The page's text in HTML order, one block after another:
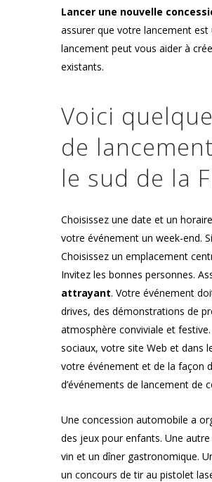
Lancer une nouvelle
assurer que votre lancement est
lancement peut vous aider à
existants.
Voici
de
le sud de la
Choisissez une date et un
votre événement un week-end.
Choisissez un emplacement
Invitez les bonnes personnes.
attrayant. Votre événement
drives, des démonstrations de
atmosphère conviviale et
sociaux, votre site Web et dans
votre événement et de la façon
d’événements de lancement de
Une concession automobile a
des jeux pour enfants. Une
vin et un dîner gastronomique.
un concours de tir au pistolet